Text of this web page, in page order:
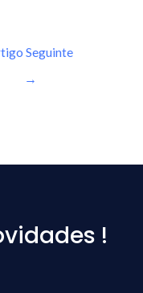
Seguinte
→
!